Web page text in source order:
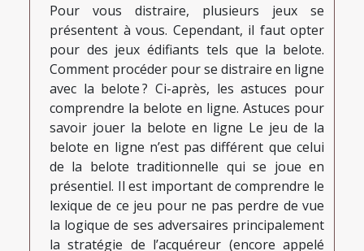
Pour vous distraire, plusieurs jeux se
présentent à vous. Cependant, il faut opter
pour des jeux édifiants tels que la belote.
Comment procéder pour se distraire en ligne
avec la belote ? Ci-après, les astuces pour
comprendre la belote en ligne. Astuces pour
savoir jouer la belote en ligne Le jeu de la
belote en ligne n’est pas différent que celui
de la belote traditionnelle qui se joue en
présentiel. Il est important de comprendre le
lexique de ce jeu pour ne pas perdre de vue
la logique de ses adversaires principalement
la stratégie de l’acquéreur (encore appelé